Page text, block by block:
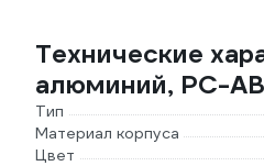
Технические
алюминий, PC-
Тип
Материал корпуса
Цвет